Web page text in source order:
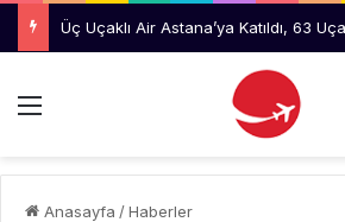
Menü
Anasayfa /Haberler